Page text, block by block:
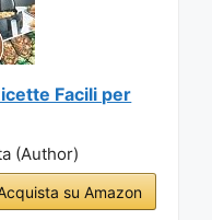
Facili per
(Author)
su Amazon